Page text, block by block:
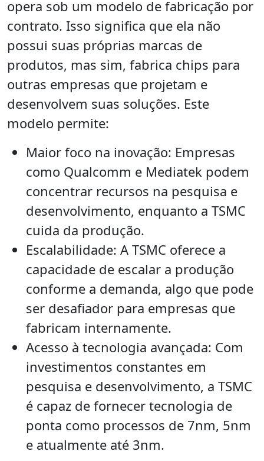
opera sob um modelo de fabricação por
contrato. Isso significa que ela não
possui suas próprias marcas de
produtos, mas sim, fabrica chips para
outras empresas que projetam e
desenvolvem suas soluções. Este
modelo permite:
Maior foco na inovação: Empresas
como Qualcomm e Mediatek podem
concentrar recursos na pesquisa e
desenvolvimento, enquanto a TSMC
cuida da produção.
Escalabilidade: A TSMC oferece a
capacidade de escalar a produção
conforme a demanda, algo que pode
ser desafiador para empresas que
fabricam internamente.
Acesso à tecnologia avançada: Com
investimentos constantes em
pesquisa e desenvolvimento, a TSMC
é capaz de fornecer tecnologia de
ponta como processos de 7nm, 5nm
e atualmente até 3nm.